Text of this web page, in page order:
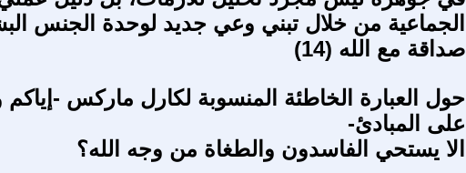
الجماعية من خلال تبني وعي جديد لوحدة الجنس
صداقة مع الله (14)
حول العبارة الخاطئة المنسوبة لكارل ماركس -إياكم
على المبادئ-
الا يستحي الفاسدون والطغاة من وجه الله؟